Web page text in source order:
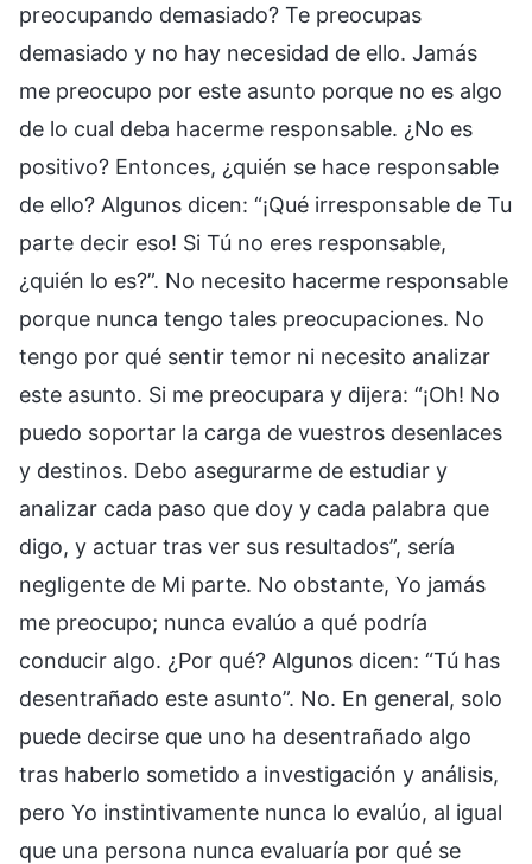
preocupando demasiado? Te preocupas
demasiado y no hay necesidad de ello. Jamás
me preocupo por este asunto porque no es algo
de lo cual deba hacerme responsable. ¿No es
positivo? Entonces, ¿quién se hace responsable
de ello? Algunos dicen: “¡Qué irresponsable de Tu
parte decir eso! Si Tú no eres responsable,
¿quién lo es?”. No necesito hacerme responsable
porque nunca tengo tales preocupaciones. No
tengo por qué sentir temor ni necesito analizar
este asunto. Si me preocupara y dijera: “¡Oh! No
puedo soportar la carga de vuestros desenlaces
y destinos. Debo asegurarme de estudiar y
analizar cada paso que doy y cada palabra que
digo, y actuar tras ver sus resultados”, sería
negligente de Mi parte. No obstante, Yo jamás
me preocupo; nunca evalúo a qué podría
conducir algo. ¿Por qué? Algunos dicen: “Tú has
desentrañado este asunto”. No. En general, solo
puede decirse que uno ha desentrañado algo
tras haberlo sometido a investigación y análisis,
pero Yo instintivamente nunca lo evalúo, al igual
que una persona nunca evaluaría por qué se